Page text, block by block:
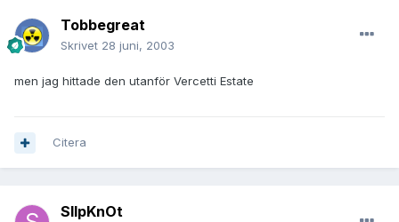
Tobbegreat
Skrivet 28 juni, 2003
men jag hittade den utanför Vercetti Estate
Citera
SlIpKnOt